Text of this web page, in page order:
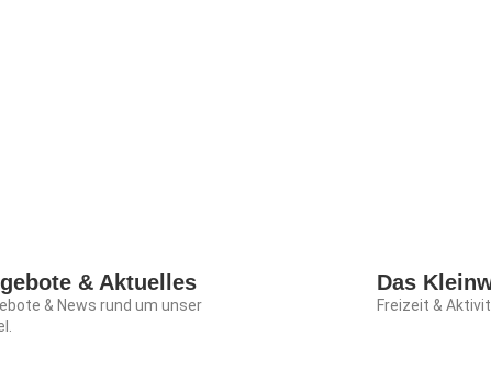
& Aktuelles
& News rund um unser
Das
Freizeit &